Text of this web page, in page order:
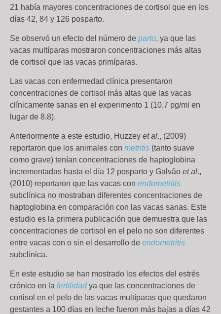
21 había mayores concentraciones de cortisol que en los
días 42, 84 y 126 posparto.
Se observó un efecto del número de parto, ya que las
vacas multíparas mostraron concentraciones más altas
de cortisol que las vacas primíparas.
Las vacas con enfermedad clínica presentaron
concentraciones de cortisol más altas que las vacas
clínicamente sanas en el experimento 1 (10,7 pg/ml en
lugar de 8,8).
Anteriormente a este estudio, Huzzey et al., (2009)
reportaron que los animales con metritis (tanto suave
como grave) tenían concentraciones de haptoglobina
incrementadas hasta el día 12 posparto y Galvão et al.,
(2010) reportaron que las vacas con endometritis
subclínica no mostraban diferentes concentraciones de
haptoglobina en comparación con las vacas sanas. Este
estudio es la primera publicación que demuestra que las
concentraciones de cortisol en el pelo no son diferentes
entre vacas con o sin el desarrollo de endometritis
subclínica.
En este estudio se han mostrado los efectos del estrés
crónico en la fertilidadya que las concentraciones de
cortisol en el pelo de las vacas multíparas que quedaron
gestantes a 100 días en leche fueron más bajas a días 42